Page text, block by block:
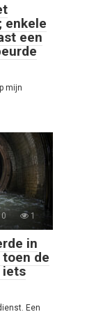
enkele
een
mijn
0 1
in
de
iets
Een